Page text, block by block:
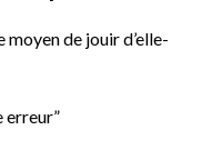
moyen de jouir d’elle-
erreur”